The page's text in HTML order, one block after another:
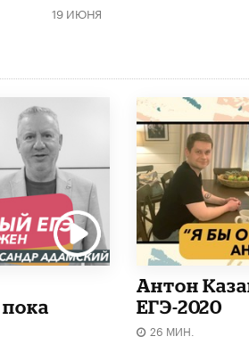
19 ИЮНЯ
Антон
ЕГЭ-2020
26 МИН.